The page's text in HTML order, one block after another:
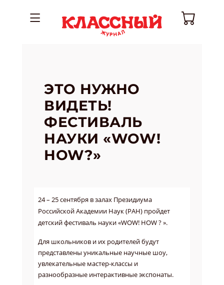
ЭТО НУЖНО
ВИДЕТЬ!
ФЕСТИВАЛЬ
НАУКИ «WOW!
HOW?»
24 – 25 сентября в залах Президиума
Российской Академии Наук (РАН) пройдет
детский фестиваль науки «WOW! HOW? ».
Для школьников и их родителей будут
представлены уникальные научные шоу,
увлекательные мастер-классы и
разнообразные интерактивные экспонаты.